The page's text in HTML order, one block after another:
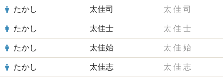
たかし 太佳司 太 佳 司
たかし 太佳士 太 佳 士
たかし 太佳始 太 佳 始
たかし 太佳志 太 佳 志